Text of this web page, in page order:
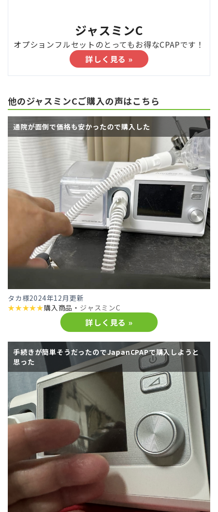
ジャスミンC
オプションフルセットのとってもお得なCPAPです！
詳しく見る »
他のジャスミンCご購入の声はこちら
通院が面倒で価格も安かったので購入した
タカ様2024年12月更新
★★★★★購入商品・ ジャスミンC
詳しく見る »
手続きが簡単そうだったのでJapanCPAPで購入しようと
思った